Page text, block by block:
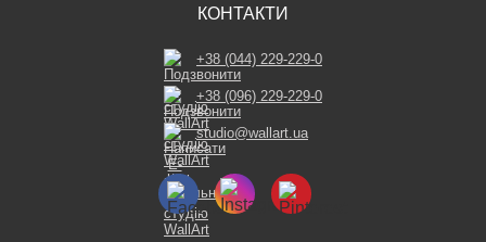
КОНТАКТИ
+38 (044) 229-229-0
+38 (096) 229-229-0
studio@wallart.ua